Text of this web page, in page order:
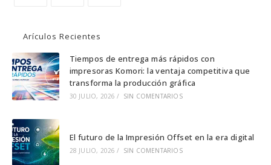
una
nueva
pestaña
una
nueva
pestaña
una
nueva
pestaña
Arículos Recientes
Tiempos de entrega más rápidos con
impresoras Komori: la ventaja competitiva que
transforma la producción gráfica
30 JULIO, 2026 / SIN COMENTARIOS
El futuro de la Impresión Offset en la era digital
28 JULIO, 2026 / SIN COMENTARIOS